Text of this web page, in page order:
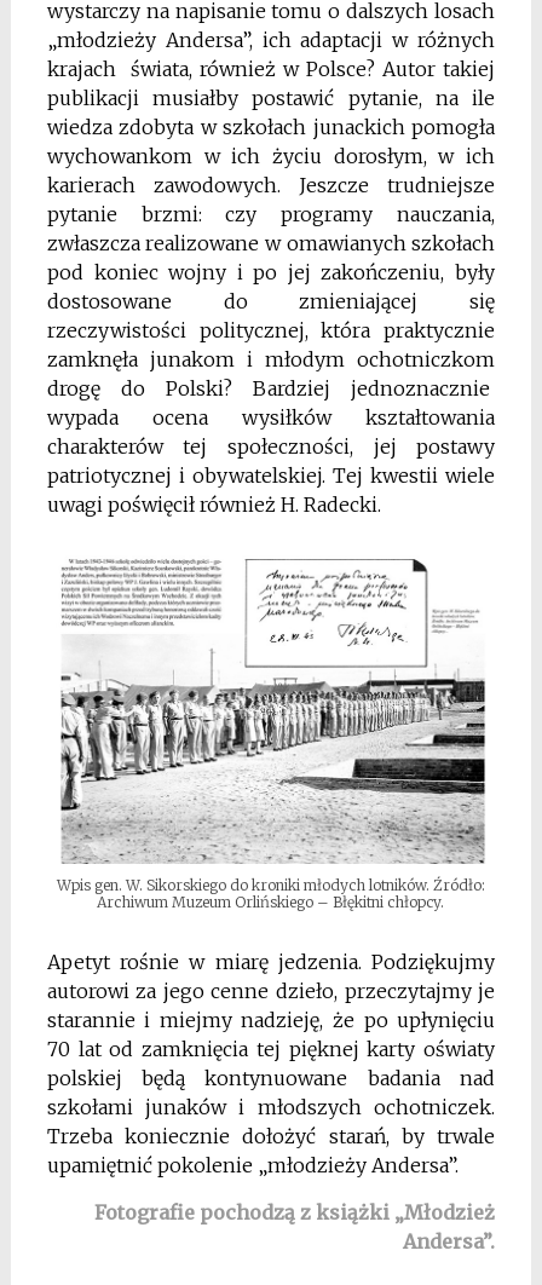
wystarczy na napisanie tomu o dalszych losach
„młodzieży Andersa”, ich adaptacji w różnych
krajach świata, również w Polsce? Autor takiej
publikacji musiałby postawić pytanie, na ile
wiedza zdobyta w szkołach junackich pomogła
wychowankom w ich życiu dorosłym, w ich
karierach zawodowych. Jeszcze trudniejsze
pytanie brzmi: czy programy nauczania,
zwłaszcza realizowane w omawianych szkołach
pod koniec wojny i po jej zakończeniu, były
dostosowane do zmieniającej się
rzeczywistości politycznej, która praktycznie
zamknęła junakom i młodym ochotniczkom
drogę do Polski? Bardziej jednoznacznie
wypada ocena wysiłków kształtowania
charakterów tej społeczności, jej postawy
patriotycznej i obywatelskiej. Tej kwestii wiele
uwagi poświęcił również H. Radecki.
Wpis gen. W. Sikorskiego do kroniki młodych lotników. Źródło:
Archiwum Muzeum Orlińskiego – Błękitni chłopcy.
Apetyt rośnie w miarę jedzenia. Podziękujmy
autorowi za jego cenne dzieło, przeczytajmy je
starannie i miejmy nadzieję, że po upłynięciu
70 lat od zamknięcia tej pięknej karty oświaty
polskiej będą kontynuowane badania nad
szkołami junaków i młodszych ochotniczek.
Trzeba koniecznie dołożyć starań, by trwale
upamiętnić pokolenie „młodzieży Andersa”.
Fotografie pochodzą z książki „Młodzież
Andersa”.